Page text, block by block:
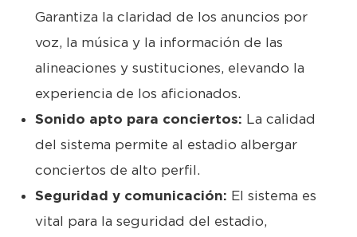
Garantiza la claridad de los anuncios por
voz, la música y la información de las
alineaciones y sustituciones, elevando la
experiencia de los aficionados.
Sonido apto para conciertos: La calidad
del sistema permite al estadio albergar
conciertos de alto perfil.
Seguridad y comunicación: El sistema es
vital para la seguridad del estadio,